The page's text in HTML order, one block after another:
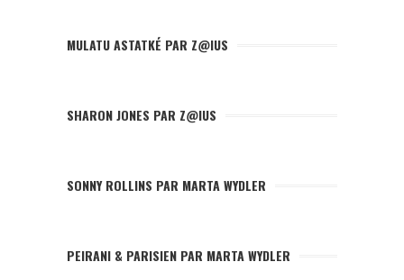
MULATU ASTATKÉ PAR Z@IUS
SHARON JONES PAR Z@IUS
SONNY ROLLINS PAR MARTA WYDLER
PEIRANI & PARISIEN PAR MARTA WYDLER